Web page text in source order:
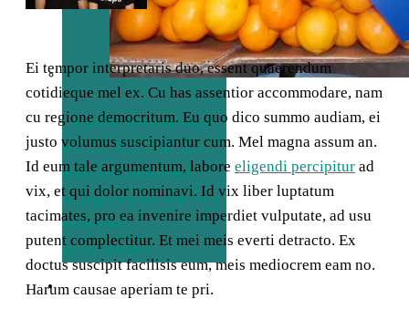
EEUU exceptúa
al 77,5% de las
exportaciones
uruguayas de los
nuevos
aranceles
TURISMO
Ei tempor interpretaris duo, essent quaerendum
cotidieque mel ex. Cu has assentior accommodare, nam
cu regione democritum. Eu quo dico summo audiam, ei
justo volumus suscipiantur cum. Mel magna assum an.
Id eum tale argumentum, labore eligendi percipitur ad
vix, et qui dolor nominavi. Id vix liber luptatum
tacimates, pro ea invenire imperdiet vulputate, ad usu
putent complectitur. Et mei meis everti detracto. Ex
doctus suscipit facilisis eum, meis mediocrem eam no.
Harum causae aperiam te pri.